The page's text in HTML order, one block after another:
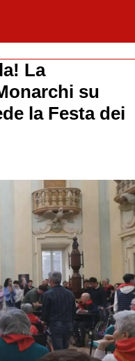
La
su
la Festa dei